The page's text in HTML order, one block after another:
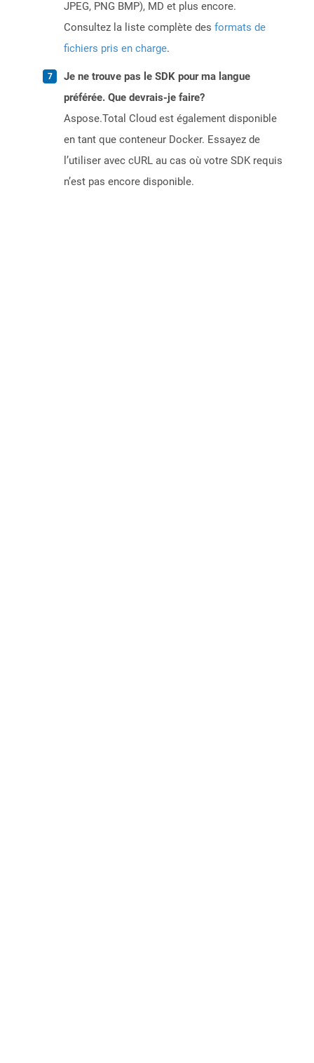
JPEG, PNG BMP), MD et plus encore.
Consultez la liste complète des formats de
fichiers pris en charge.
Je ne trouve pas le SDK pour ma langue
préférée. Que devrais-je faire?
Aspose.Total Cloud est également disponible
en tant que conteneur Docker. Essayez de
l’utiliser avec cURL au cas où votre SDK requis
n’est pas encore disponible.